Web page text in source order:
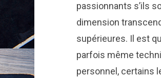
passionnants s’ils
dimension
supérieures. Il est
parfois même
personnel, certains